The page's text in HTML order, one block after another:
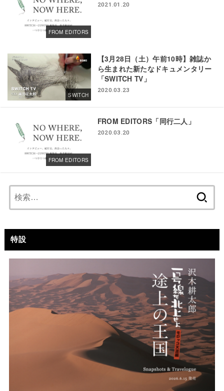
FROM EDITORS
2021.01.20
SWITCH
【3月28日（土）午前10時】雑誌か
ら生まれた新たなドキュメンタリー
「SWITCH TV」
2020.03.23
FROM EDITORS
FROM EDITORS「同行二人」
2020.03.20
特設